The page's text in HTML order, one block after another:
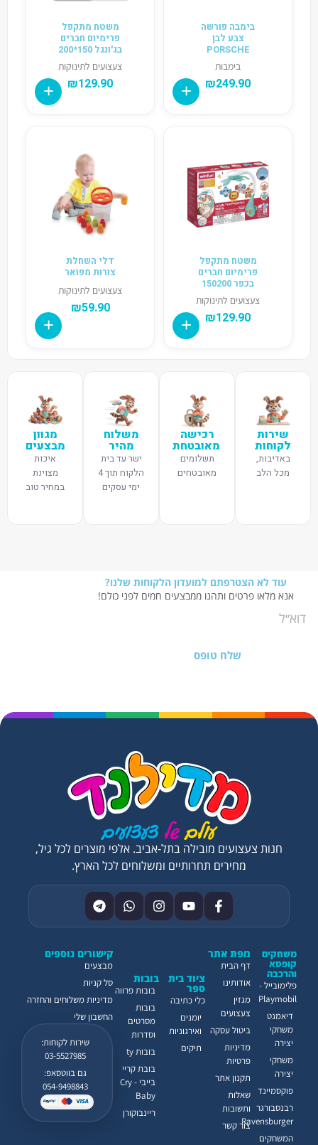
בימבה פורשה
צבע לבן
PORSCHE
בימבות
₪249.90
משטח מתקפל
פרימיום חברים
בג'ונגל 150*200
צעצועים לתינוקות
₪129.90
משטח מתקפל
פרימיום חברים
בכפר 150200
צעצועים לתינוקות
₪129.90
דלי השחלת
צורות מפואר
צעצועים לתינוקות
₪59.90
שירות
לקוחות
באדיבות,
מכל הלב
רכישה
מאובטחת
תשלומים
מאובטחים
משלוח
מהיר
ישר עד בית
הלקוח תוך 4
ימי עסקים
מגוון
מבצעים
איכות
מצוינת
במחיר טוב
עוד לא הצטרפתם למועדון הלקוחות שלנו?
אנא מלאו פרטים ותהנו ממבצעים חמים לפני כולם!
שלח טופס
קישורים נוספים
מבצעים
סל קניות
מדיניות משלוחים והחזרה
החשבון שלי
שירות לקוחות:
03-5527985
גם בווטסאפ:
054-9498843
ציוד בית
ספר
כלי כתיבה
יומנים
ואירגוניות
תיקים
בובות
בובות פרווה
בובות
מסרטים
וסדרות
בובות ty
בובת קריי
בייבי - Cry
Baby
ריינבוקורן
משחקים
קופסא
והרכבה
פלימובייל -
Playmobil
דיאמנט
משחקי
יצירה
משחקי
יצירה
פוקסמיינד
רבנסבורגר
Ravensburger
המשחקים
מפת אתר
דף הבית
אודותינו
מגזין
צעצועים
ביטול עסקה
מדיניות
פרטיות
תקנון אתר
שאלות
ותשובות
צור קשר
חנות צעצועים מובילה בתל-אביב. אלפי מוצרים לכל גיל,
מחירים תחרותיים ומשלוחים לכל הארץ.